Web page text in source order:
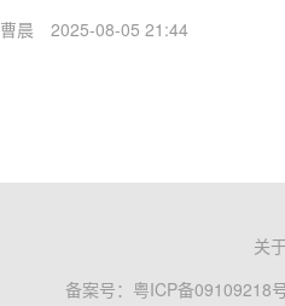
曹晨 2025-08-05 21:44
关
备案号： 粤ICP备09109218